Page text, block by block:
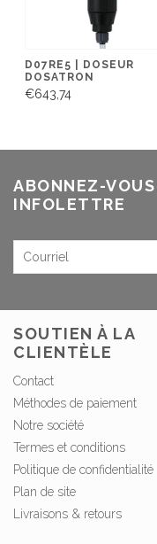
D07RE5 | DOSEUR
DOSATRON
€643,74
ABONNEZ-
INFOLETTRE
SOUTIEN À LA
CLIENTÈLE
Contact
Méthodes de paiement
Notre société
Termes et conditions
Politique de confidentialité
Plan de site
Livraisons & retours